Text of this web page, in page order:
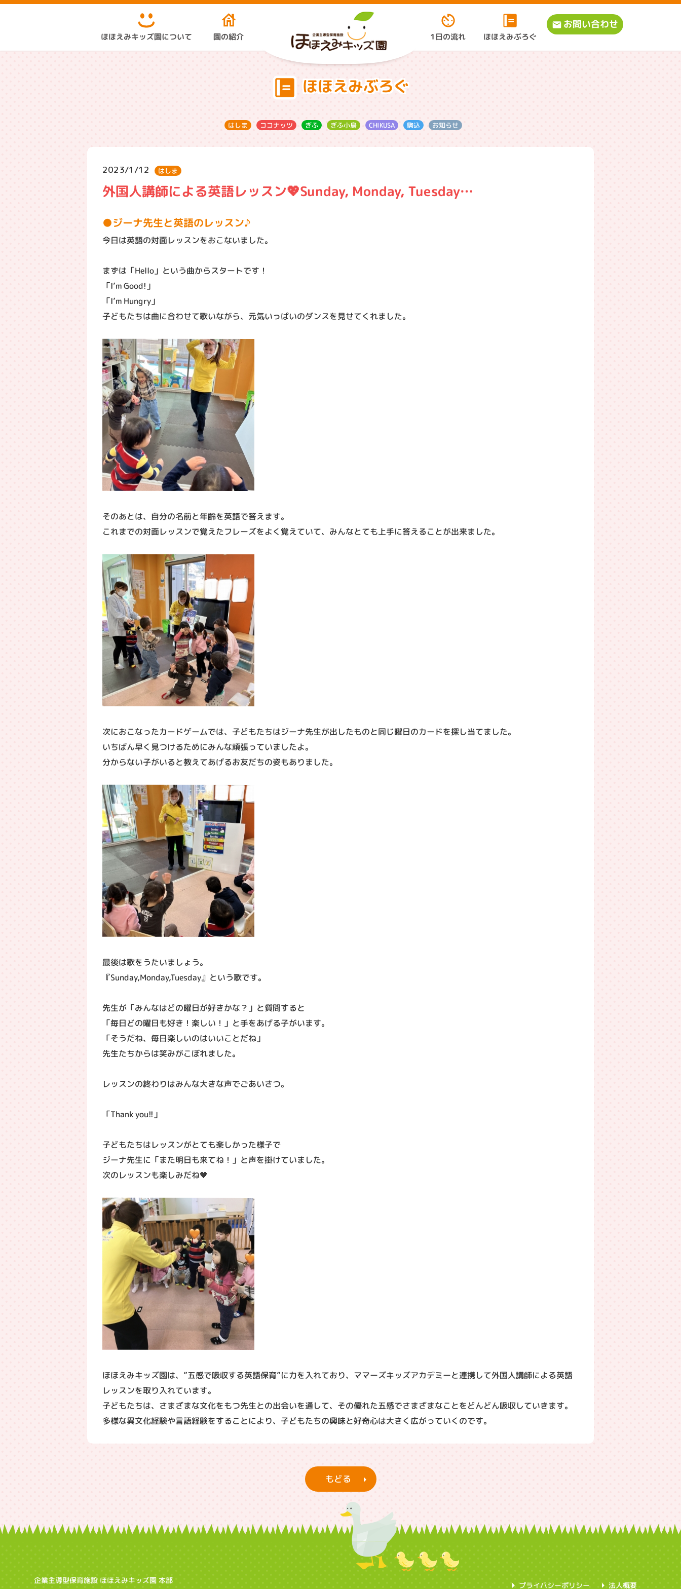
ほほえみキッズ園について 園の紹介 1日の流れ ほほえみぶろぐ
お問い合わせ
ほほえみぶろぐ
はしま ココナッツ ぎふ ぎふ小鳥 CHIKUSA 駒込 お知らせ
2023/1/12 はしま
外国人講師による英語レッスン💖Sunday, Monday, Tuesday…
ジーナ先生と英語のレッスン♪
今日は英語の対面レッスンをおこないました。
まずは「Hello」という曲からスタートです！
「I’m Good!」
「I’m Hungry」
子どもたちは曲に合わせて歌いながら、元気いっぱいのダンスを見せてくれました。
そのあとは、自分の名前と年齢を英語で答えます。
これまでの対面レッスンで覚えたフレーズをよく覚えていて、みんなとても上手に答えることが出来ました。
次におこなったカードゲームでは、子どもたちはジーナ先生が出したものと同じ曜日のカードを探し当てました。
いちばん早く見つけるためにみんな頑張っていましたよ。
分からない子がいると教えてあげるお友だちの姿もありました。
最後は歌をうたいましょう。
『Sunday,Monday,Tuesday』という歌です。
先生が「みんなはどの曜日が好きかな？」と質問すると
「毎日どの曜日も好き！楽しい！」と手をあげる子がいます。
「そうだね、毎日楽しいのはいいことだね」
先生たちからは笑みがこぼれました。
レッスンの終わりはみんな大きな声でごあいさつ。
「Thank you!!」
子どもたちはレッスンがとても楽しかった様子で
ジーナ先生に「また明日も来てね！」と声を掛けていました。
次のレッスンも楽しみだね🧡
ほほえみキッズ園は、”五感で吸収する英語保育”に力を入れており、ママーズキッズアカデミーと連携して外国人講師による英語
レッスンを取り入れています。
子どもたちは、さまざまな文化をもつ先生との出会いを通して、その優れた五感でさまざまなことをどんどん吸収していきます。
多様な異文化経験や言語経験をすることにより、子どもたちの興味と好奇心は大きく広がっていくのです。
もどる
企業主導型保育施設 ほほえみキッズ園 本部
プライバシーポリシー 法人概要